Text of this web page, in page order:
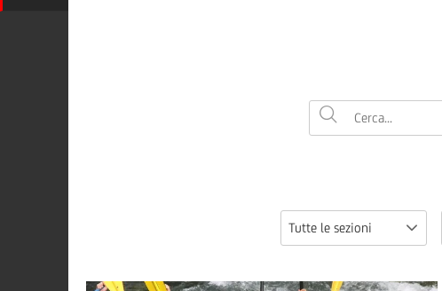
Tutte le sezioni